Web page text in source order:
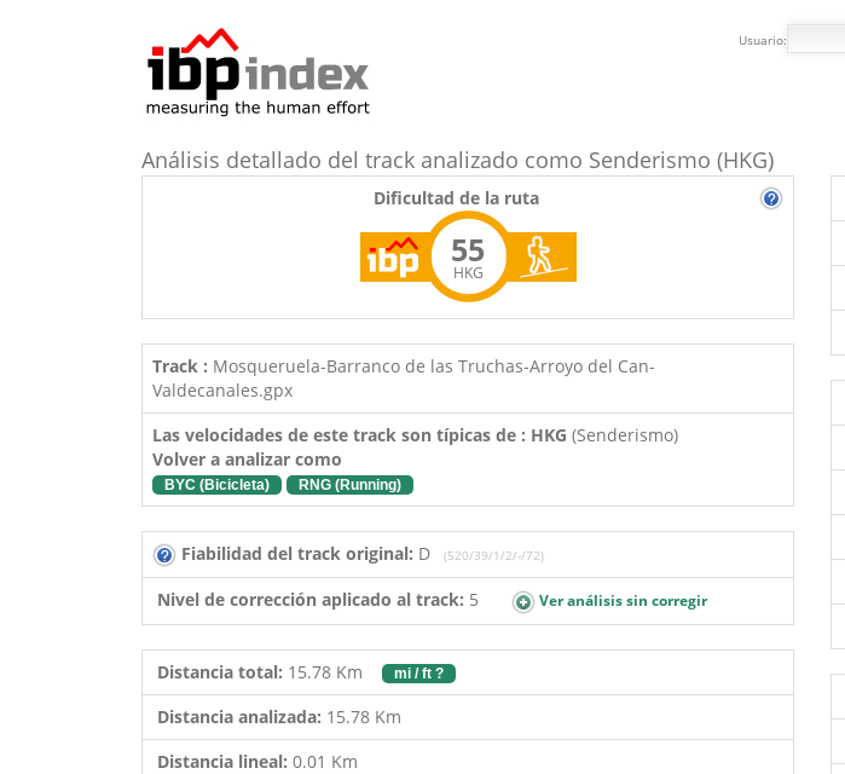
Usuario:
Análisis detallado del track analizado como Senderismo (HKG)
Dificultad de la ruta
55
HKG
Track : Mosqueruela-Barranco de las Truchas-Arroyo del Can-
Valdecanales.gpx
Las velocidades de este track son típicas de : HKG (Senderismo)
Volver a analizar como
BYC (Bicicleta) RNG (Running)
Fiabilidad del track original: D (520/39/1/2/-/72)
Nivel de corrección aplicado al track: 5 Ver análisis sin corregir
Distancia total: 15.78 Km mi / ft ?
Distancia analizada: 15.78 Km
Distancia lineal: 0.01 Km